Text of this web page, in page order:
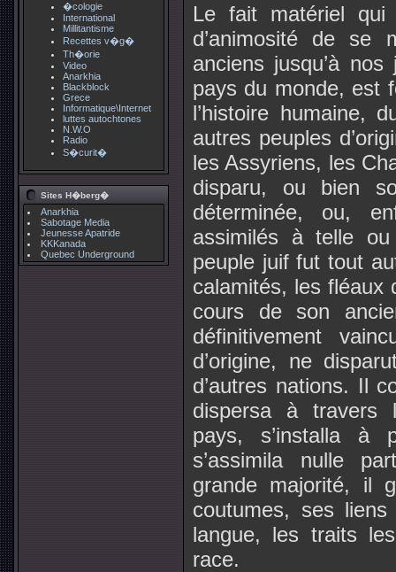
�cologie
International
Millitantisme
Recettes v�g�
Th�orie
Video
Anarkhia
Blackblock
Grece
Informatique\Internet
luttes autochtones
N.W.O
Radio
S�curit�
Sites H�berg�
Anarkhia
Sabotage Media
Jeunesse Apatride
KKKanada
Quebec Underground
Le fait matériel
d’animosité de se
anciens jusqu’à
pays du monde, est
l’histoire humaine,
autres peuples
les Assyriens, les
disparu, ou bien
déterminée, ou,
assimilés à telle
peuple juif fut tout
calamités, les fléaux
cours de son
définitivement
d’origine, ne
d’autres nations. Il
dispersa à travers
pays, s’installa à
s’assimila nulle
grande majorité, il
coutumes, ses
langue, les traits
race.